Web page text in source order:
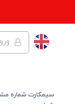
سیمکارت شماره